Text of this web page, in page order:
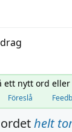
ett nytt ord
Föreslå
helt